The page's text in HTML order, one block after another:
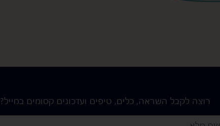
רוצה לקבל השראה, כלים, טיפים ועדכונים קסומים במייל?